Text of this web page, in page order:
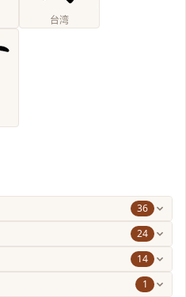
台湾
36
24
14
1